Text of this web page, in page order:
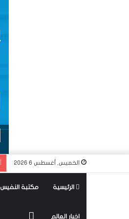
الخميس, أغسطس 6 2026
الرئيسية مكتبة النفيس
اخبار العالم